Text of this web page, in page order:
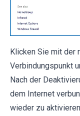
Klicken Sie mit der
Verbindungspunkt
Nach der
dem Internet
wieder zu